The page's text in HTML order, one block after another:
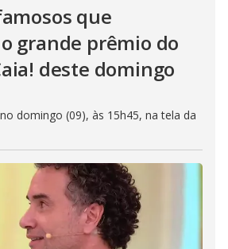
que
grande prêmio do
deste domingo
domingo (09), às 15h45, na tela da